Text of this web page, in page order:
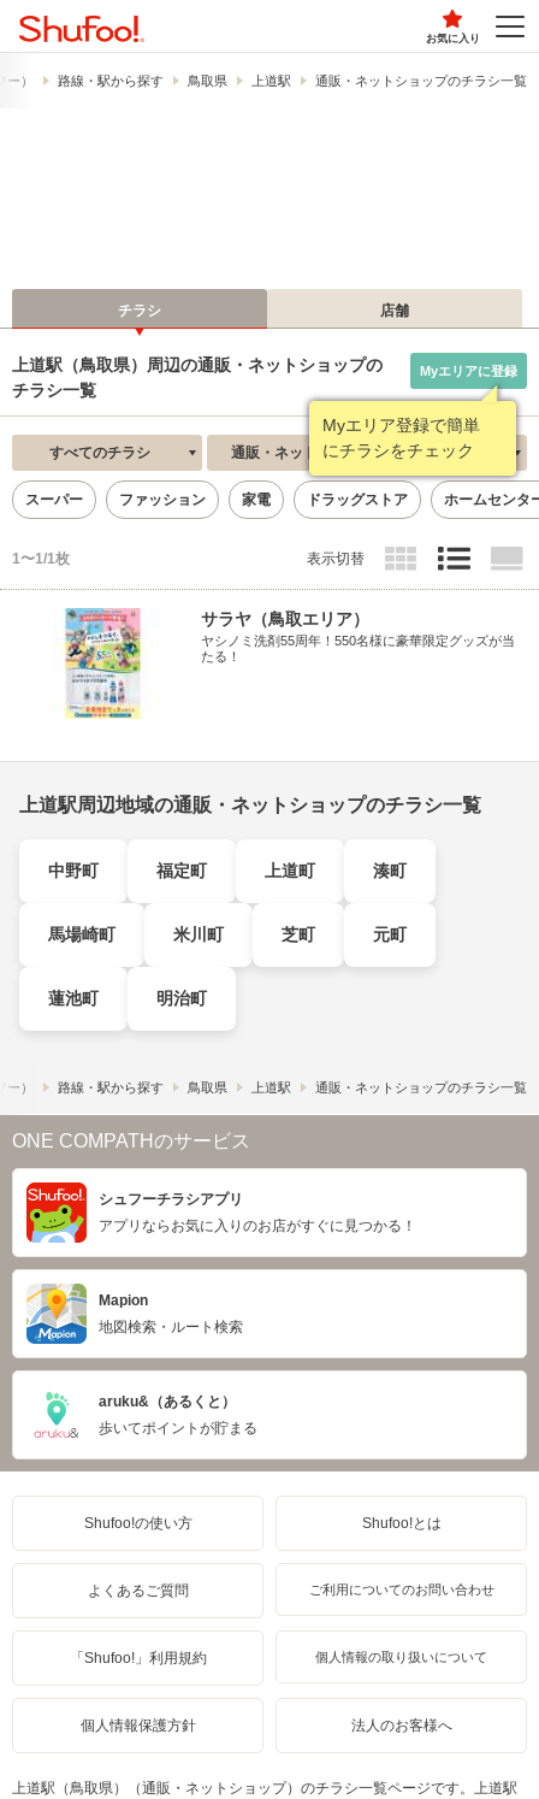
お気に入り
） 路線・駅から探す 鳥取県 上道駅 通販・ネットショップのチラシ一覧
チラシ 店舗
上道駅（鳥取県）周辺の通販・ネットショップの
チラシ一覧
Myエリア登録で簡単
にチラシをチェック
Myエリアに登録
すべてのチラシ 通販・ネットショップ 新着順
スーパー ファッション 家電 ドラッグストア ホームセンタ
1〜1/1枚 表示切替
サラヤ（鳥取エリア）
ヤシノミ洗剤55周年！550名様に豪華限定グッズが当
たる！
上道駅周辺地域の通販・ネットショップのチラシ一覧
中野町 福定町 上道町 湊町
馬場崎町 米川町 芝町 元町
蓮池町 明治町
） 路線・駅から探す 鳥取県 上道駅 通販・ネットショップのチラシ一覧
ONE COMPATHのサービス
シュフーチラシアプリ
アプリならお気に入りのお店がすぐに見つかる！
Mapion
地図検索・ルート検索
aruku&（あるくと）
歩いてポイントが貯まる
Shufoo!の使い方 Shufoo!とは
よくあるご質問 ご利用についてのお問い合わせ
「Shufoo!」利用規約 個人情報の取り扱いについて
個人情報保護方針 法人のお客様へ
上道駅（鳥取県）（通販・ネットショップ）のチラシ一覧ページです。上道駅